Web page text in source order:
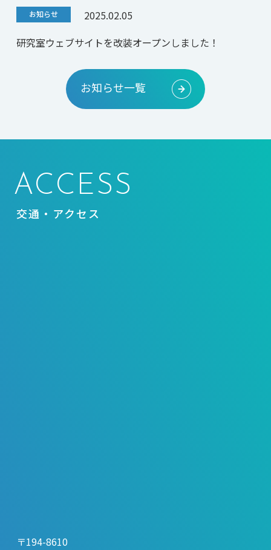
お知らせ
2025.02.05
研究室ウェブサイトを改装オープンしました！
お知らせ一覧
ACCESS
交通・アクセス
〒194-8610